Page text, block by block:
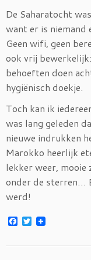
De Saharatocht
want er is niemand
Geen wifi, geen
ook vrij
behoeften doen
hygiënisch doekje.
Toch kan ik
was lang geleden
nieuwe indrukken
Marokko heerlijk
lekker weer, mooie
onder de sterren…
werd!
F
T
w